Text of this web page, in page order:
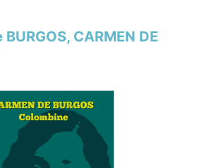
CARMEN DE